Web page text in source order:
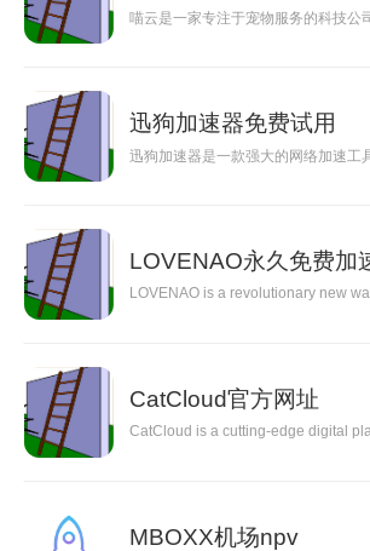
喵云是一家专注于宠物服务的科技公
迅狗加速器免费试用
迅狗加速器是一款强大的网络加速工
LOVENAO永久免费加
LOVENAO is a revolutionary new
CatCloud官方网址
CatCloud is a cutting-edge digital
MBOXX机场npv